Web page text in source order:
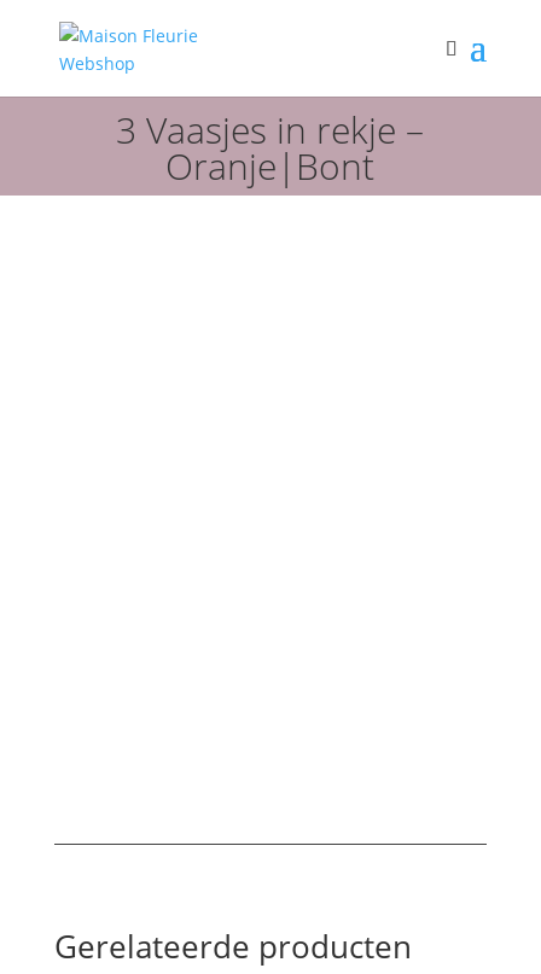
3 Vaasjes in rekje –
Oranje|Bont
Gerelateerde producten